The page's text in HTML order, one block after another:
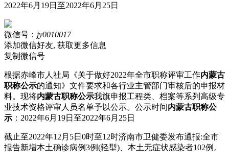
2022年6月19日至2022年6月25日
微信号： jy0010017
添加微信好友, 获取更多信息
复制微信号
根据赤峰市人社局《关于做好2022年全市职称评审工作内蒙古
职称公示的通知》文件要求和各行业主管部门审核后的申报材
料。现将内蒙古职称公示我旗申报工程类、档案等系列高级专
业技术资格评审人员名单予以公示。公示时间内蒙古职称公
示 ：2022年6月19日至2022年6月25日
截止至2022年12月5日0时至12时济南市卫健委发布通报:全市
报告新增本土确诊病例3例(轻型)、本土无症状感染者102例。